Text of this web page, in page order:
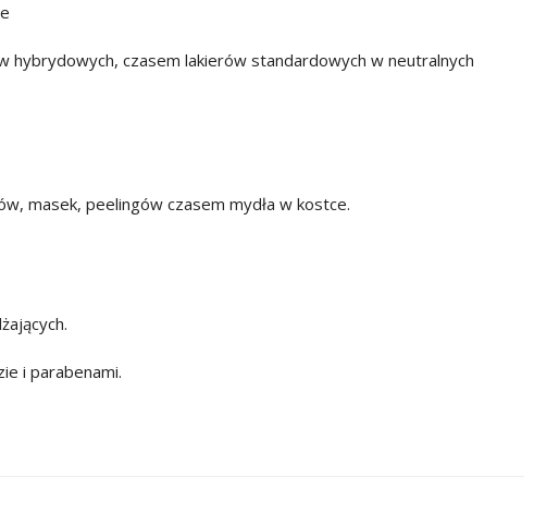
hybrydowych, czasem lakierów standardowych w neutralnych
masek, peelingów czasem mydła w kostce.
i parabenami.